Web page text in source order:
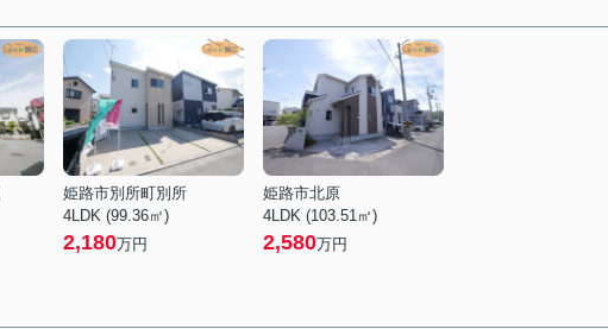
姫路市別所町別所
4LDK (99.36㎡)
2,180万円
姫路市北原
4LDK (103.51㎡)
2,580万円